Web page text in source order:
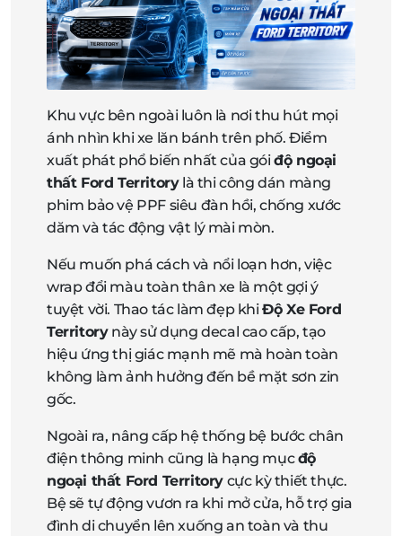
Khu vực bên ngoài luôn là nơi thu hút mọi
ánh nhìn khi xe lăn bánh trên phố. Điểm
xuất phát phổ biến nhất của góiđộ ngoại
thất Ford Territorylà thi công dán màng
phim bảo vệ PPF siêu đàn hồi, chống xước
dăm và tác động vật lý mài mòn.
Nếu muốn phá cách và nổi loạn hơn, việc
wrap đổi màu toàn thân xe là một gợi ý
tuyệt vời. Thao tác làm đẹp khiĐộ Xe Ford
Territorynày sử dụng decal cao cấp, tạo
hiệu ứng thị giác mạnh mẽ mà hoàn toàn
không làm ảnh hưởng đến bề mặt sơn zin
gốc.
Ngoài ra, nâng cấp hệ thống bệ bước chân
điện thông minh cũng là hạng mụcđộ
ngoại thất Ford Territory cực kỳ thiết thực.
Bệ sẽ tự động vươn ra khi mở cửa, hỗ trợ gia
đình di chuyển lên xuống an toàn và thu